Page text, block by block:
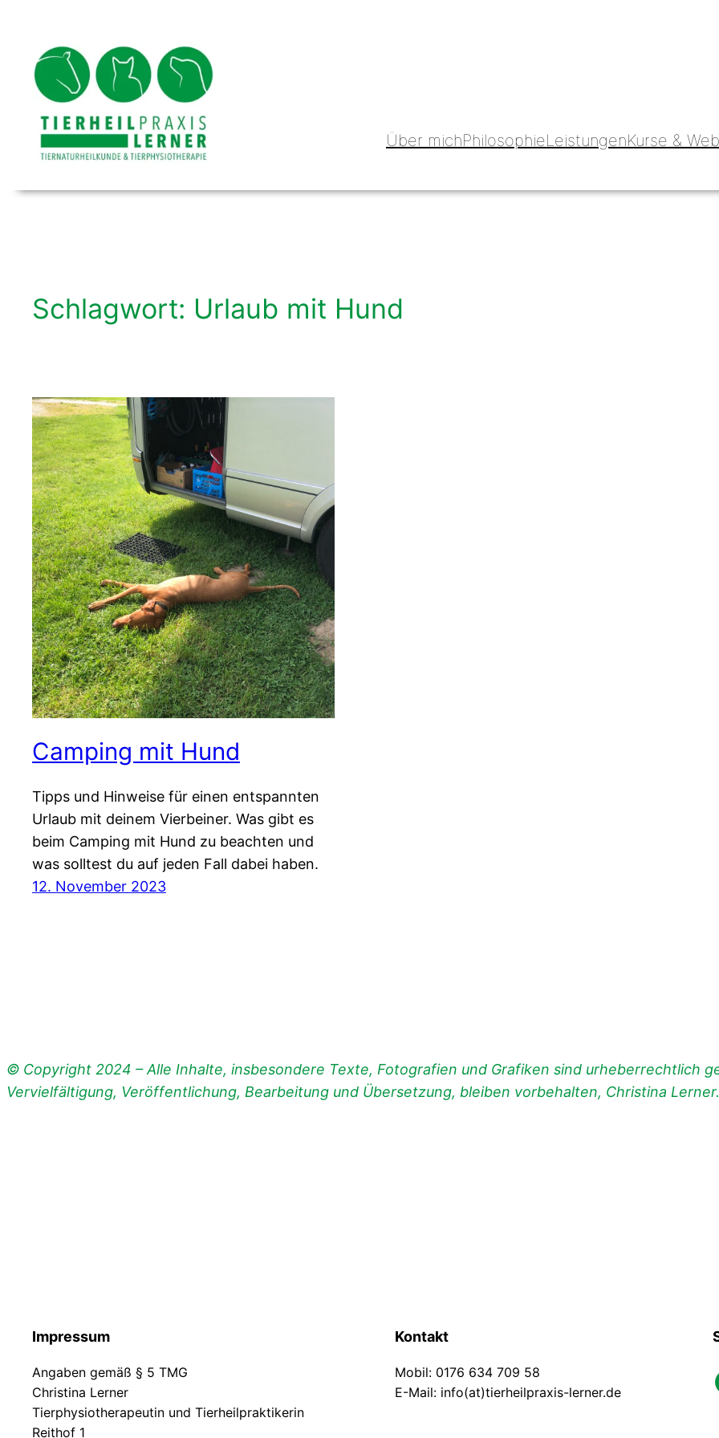
springen
Über michPhilosophieLeistungenKurse &
Schlagwort: Urlaub mit Hund
Camping mit Hund
Tipps und Hinweise für einen entspannten
Urlaub mit deinem Vierbeiner. Was gibt es
beim Camping mit Hund zu beachten und
was solltest du auf jeden Fall dabei haben.
12. November 2023
© Copyright 2024 – Alle Inhalte, insbesondere Texte, Fotografien und Grafiken sind urheberrechtlich
Vervielfältigung, Veröffentlichung, Bearbeitung und Übersetzung, bleiben vorbehalten, Christina Lerner.
Impressum
Angaben gemäß § 5 TMG
Christina Lerner
Tierphysiotherapeutin und Tierheilpraktikerin
Reithof 1
Kontakt
Mobil: 0176 634 709 58
E-Mail: info(at)tierheilpraxis-lerner.de